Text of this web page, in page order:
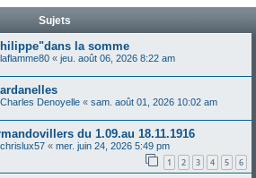
Sujets
la somme
laflamme80 « jeu. août 06, 2026 8:22 am
Charles Denoyelle « sam. août 01, 2026 10:02 am
du 1.09.au 18.11.1916
chrislux57 « mer. juin 24, 2026 5:49 pm
1 2 3 4 5 6